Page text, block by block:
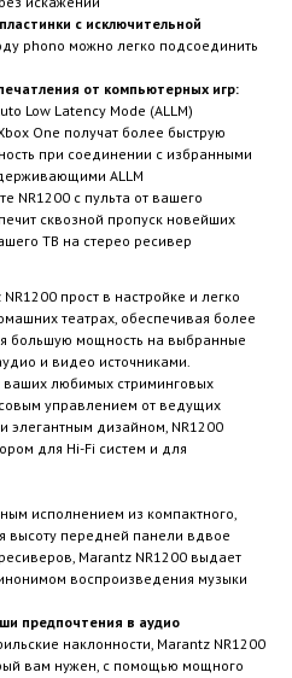
с исключительной
phono можно легко подсоединить
от компьютерных игр:
Low Latency Mode (ALLM)
One получат более быструю
при соединении с избранными
ALLM
NR1200 с пульта от вашего
сквозной пропуск новейших
ТВ на стерео ресивер
прост в настройке и легко
театрах, обеспечивая более
большую мощность на выбранные
и видео источниками.
любимых стриминговых
управлением от ведущих
элегантным дизайном, NR1200
для Hi-Fi систем и для
исполнением из компактного,
высоту передней панели вдвое
Marantz NR1200 выдает
воспроизведения музыки
предпочтения в аудио
наклонности, Marantz NR1200
вам нужен, с помощью мощного